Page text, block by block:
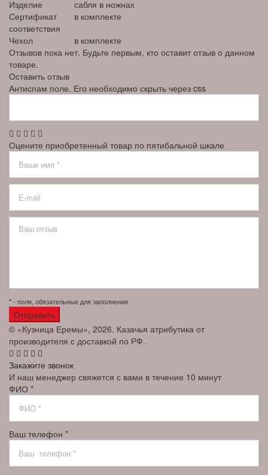
Изделие
сабля в ножнах
Сертификат
соответствия
в комплекте
Чехол
в комплекте
Отзывов пока нет. Будьте первым, кто оставит отзыв о данном
товаре.
Оставить отзыв
Антиспам поле. Его необходимо скрыть через css
Оцените приобретенный товар по пятибальной шкале
* - поля, обязательные для заполнения
© «Кузница Еремы», 2026. Казачья атрибутика от
производителя с доставкой по РФ.
Закажите звонок
И наш менеджер свяжется с вами в течение 10 минут
ФИО *
Ваш телефон *